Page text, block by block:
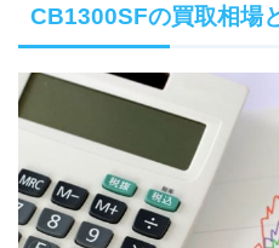
CB1300SFの買取相場